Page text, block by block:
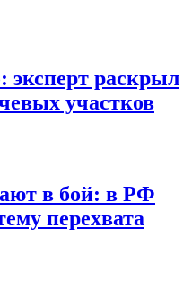
эксперт раскрыл
участков
в бой: в РФ
перехвата